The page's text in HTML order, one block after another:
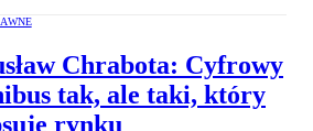
Chrabota: Cyfrowy
tak, ale taki, który
rynku